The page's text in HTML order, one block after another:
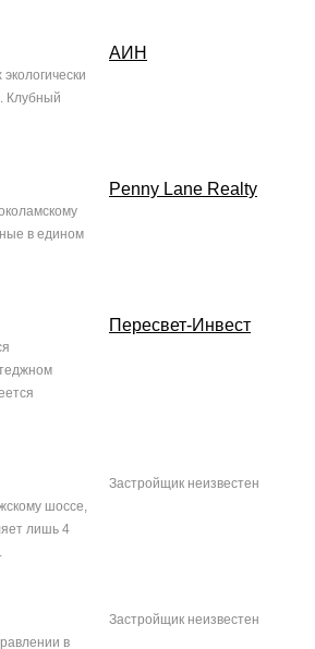
Клубный
АИН
в едином
Penny Lane Realty
Пересвет-Инвест
шоссе,
лишь 4
Застройщик неизвестен
в
Застройщик неизвестен